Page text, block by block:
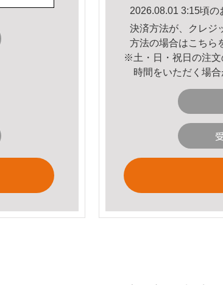
2026.08.01 3:15頃の
決済方法が、クレジ
方法の場合はこちら
※土・日・祝日の注文
時間をいただく場合